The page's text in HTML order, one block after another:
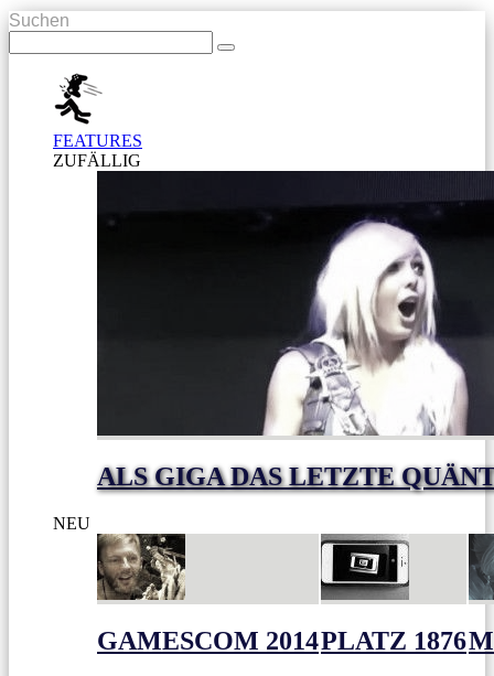
Suchen
FEATURES
ZUFÄLLIG
ALS GIGA DAS LETZTE
NEU
GAMESCOM 2014PLATZ 1876